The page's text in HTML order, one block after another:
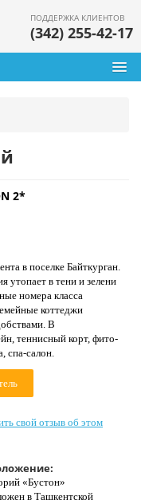
ПОДДЕРЖКА КЛИЕНТОВ
(342) 255-42-17
2*
в поселке Байткурган.
утопает в тени и зелени
номера класса
коттеджи
В
теннисный корт, фито-
спа-салон.
свой отзыв об этом
«Бустон»
в Ташкентской